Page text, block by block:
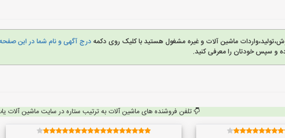
ماشین آلات و غیره مشغول هستید با کلیک روی دکمهدرج آگهی و نام شما در این
و سپس خودتان را معرفی کنید.
تلفن فروشنده های ماشین آلات به ترتیب ستاره در سایت ماشین آلات